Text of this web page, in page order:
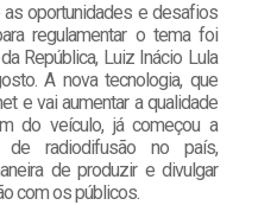
as oportunidades e desafios
regulamentar o tema foi
República, Luiz Inácio Lula
A nova tecnologia, que
e vai aumentar a qualidade
do veículo, já começou a
de radiodifusão no país,
de produzir e divulgar
com os públicos.